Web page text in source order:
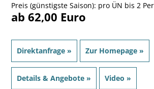
Preis (günstigste Saison): pro ÜN bis 2
ab 62,00 Euro
Direktanfrage » Zur Homepage »
Details & Angebote » Video »